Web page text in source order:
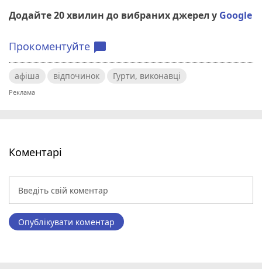
Додайте 20 хвилин до вибраних джерел у Google
Прокоментуйте chat_bubble
афіша відпочинок Гурти, виконавці
Коментарі
Опублікувати коментар